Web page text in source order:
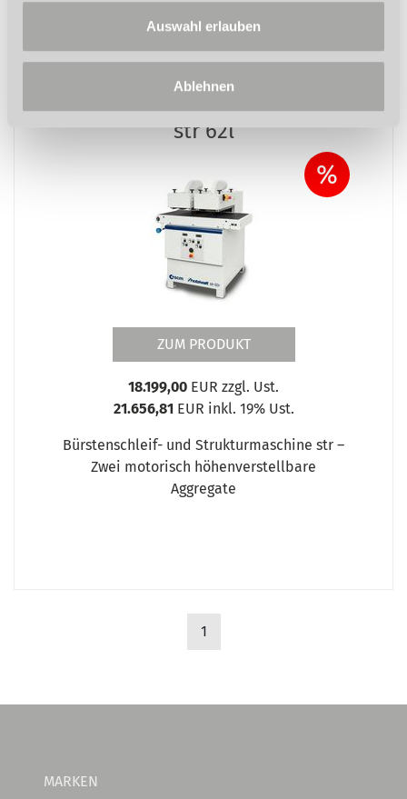
Auswahl erlauben
Ablehnen
Bürstenschleif- und Strukturmaschine
str 62l
%
ZUM PRODUKT
18.199,00 EUR zzgl. Ust.
21.656,81 EUR inkl. 19% Ust.
Bürstenschleif- und Strukturmaschine str –
Zwei motorisch höhenverstellbare
Aggregate
1
MARKEN